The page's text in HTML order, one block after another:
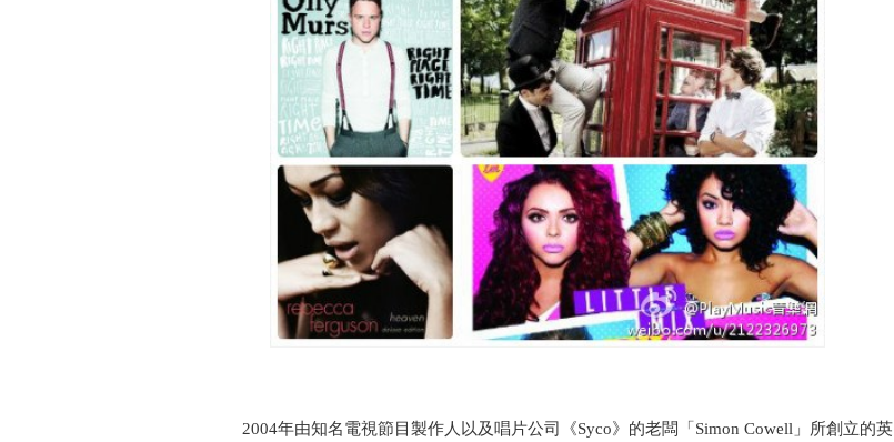
2004年由知名電視節目製作人以及唱片公司《Syco》的老闆「Simon Cowell」所創立的英